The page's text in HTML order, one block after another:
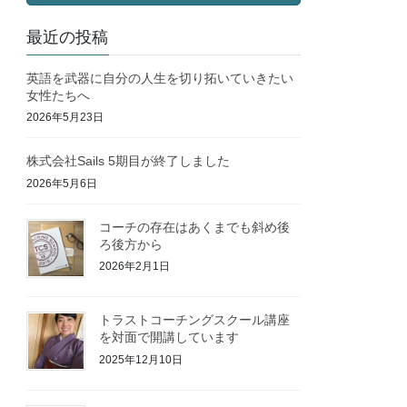
最近の投稿
英語を武器に自分の人生を切り拓いていきたい
女性たちへ
2026年5月23日
株式会社Sails 5期目が終了しました
2026年5月6日
コーチの存在はあくまでも斜め後
ろ後方から
2026年2月1日
トラストコーチングスクール講座
を対面で開講しています
2025年12月10日